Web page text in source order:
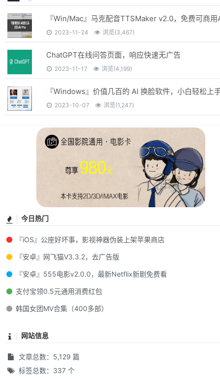
2023-11-24 浏览(3,467)
ChatGPT在线问答页面，响应快速无广告
2023-11-17 浏览(4,199)
『Windows』价值几百的 AI 换脸软件，小白轻松上
2023-10-07 浏览(1,247)
今日热门
『iOS』公座好坏事，影视神器伪装上架苹果商店
『安卓』网飞猫V3.3.2，去广告版
『安卓』555电影v2.0.0，最新Netflix新剧免费看
支付宝领0.5元通用消费红包
韩国女团MV合集（400多部）
网站信息
文章总数：5,129 篇
标签总数：337 个